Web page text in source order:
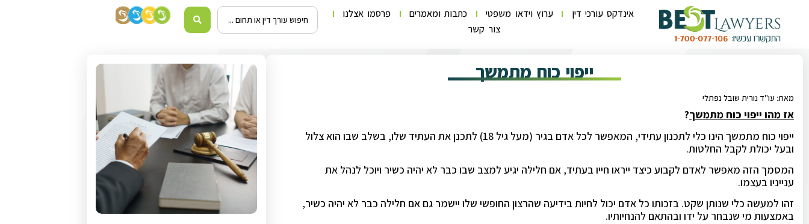
אינדקס עורכי דין ערוץ וידאו משפטי כתבות ומאמרים
פרסמו אצלנו
צור קשר
ייפוי כוח מתמשך
מאת: עו"ד נורית שובל נפתלי
אז מהו ייפוי כוח מתמשך?
ייפוי כוח מתמשך הינו כלי לתכנון עתידי, המאפשר לכל אדם בגיר (מעל גיל 18) לתכנן את העתיד שלו, בשלב שבו הוא צלול
ובעל יכולת לקבל החלטות.
המסמך הזה מאפשר לאדם לקבוע כיצד ייראו חייו בעתיד, אם חלילה יגיע למצב שבו כבר לא יהיה כשיר ויוכל לנהל את
ענייניו בעצמו.
זהו למעשה כלי שנותן שקט. בזכותו כל אדם יכול לחיות בידיעה שהרצון החופשי שלו יישמר גם אם חלילה כבר לא יהיה כשיר,
באמצעות מי שנבחר על ידו ובהתאם להנחיותיו.